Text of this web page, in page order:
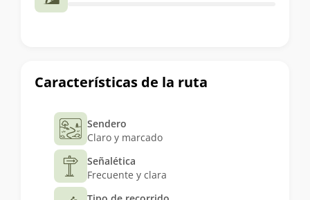
Características de la ruta
Sendero
Claro y marcado
Señalética
Frecuente y clara